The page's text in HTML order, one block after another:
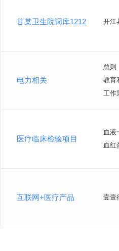
甘棠卫生院词库1212 开江
电力相关
总则
教育
工作
医疗临床检验项目
血液
血红
互联网+医疗产品 壹壹